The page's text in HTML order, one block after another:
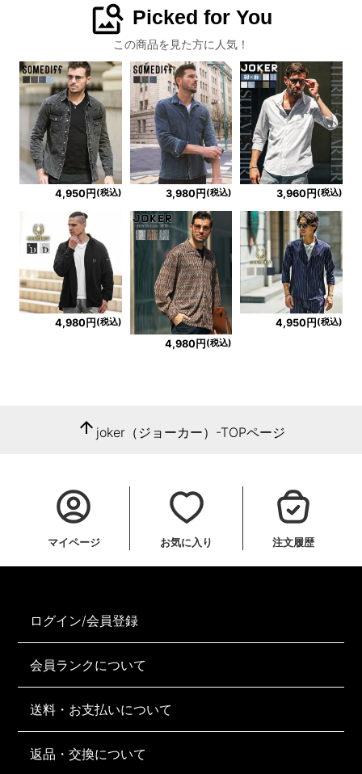
image_search Picked for You
この商品を見た方に人気！
4,950円 (税込) 3,980円 (税込) 3,960円 (税込)
4,980円 (税込)
4,980円(税込)
4,950円 (税込)
arrow_upward joker（ジョーカー）-TOPページ
マイページ お気に入り 注文履歴
ログイン/会員登録
会員ランクについて
送料・お支払いについて
返品・交換について